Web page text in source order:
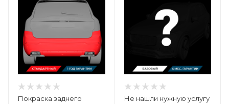
Покраска заднего
Не нашли нужную услугу